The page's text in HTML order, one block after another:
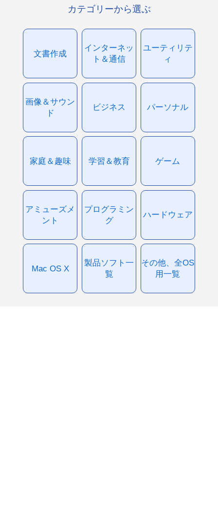
カテゴリーから選ぶ
文書作成
インターネッ
ト＆通信
ユーティリテ
ィ
画像＆サウン
ド
ビジネス パーソナル
家庭＆趣味 学習＆教育 ゲーム
アミューズメ
ント
プログラミン
グ
ハードウェア
Mac OS X
製品ソフト一
覧
その他、全OS
用一覧